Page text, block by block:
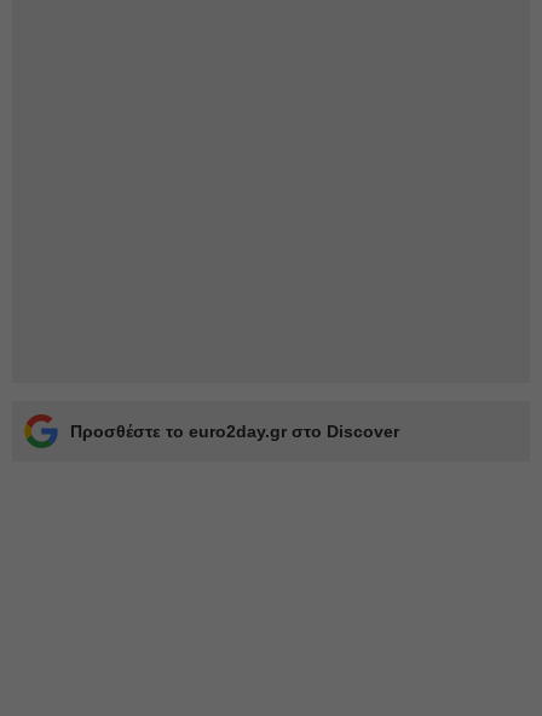
Προσθέστε το euro2day.gr στο Discover